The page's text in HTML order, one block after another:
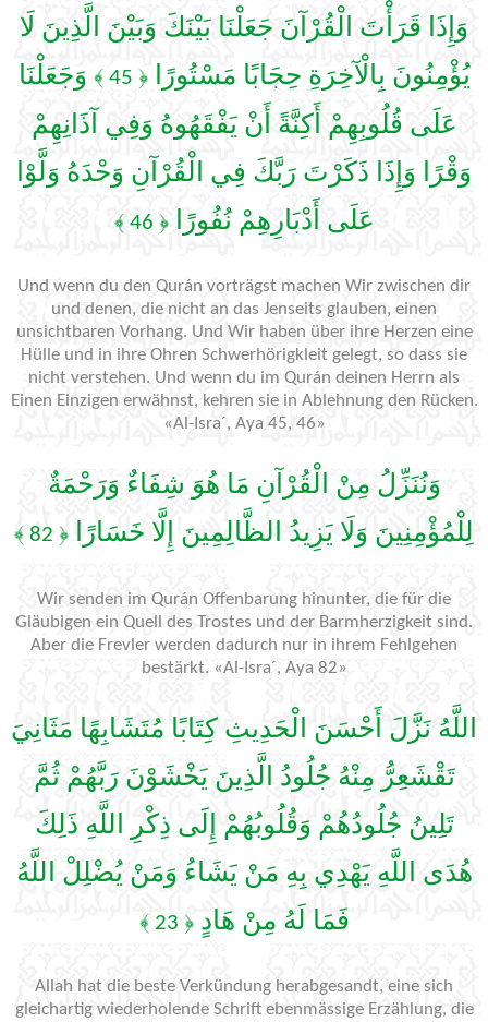
وَإِذَا قَرَأْتَ الْقُرْآنَ جَعَلْنَا بَيْنَكَ وَبَيْنَ الَّذِينَ لَا
يُؤْمِنُونَ بِالْآخِرَةِ حِجَابًا مَسْتُورًا﴿ 45 ﴾
وَجَعَلْنَا
عَلَى قُلُوبِهِمْ أَكِنَّةً أَنْ يَفْقَهُوهُ وَفِي آذَانِهِمْ
وَقْرًا وَإِذَا ذَكَرْتَ رَبَّكَ فِي الْقُرْآنِ وَحْدَهُ وَلَّوْا
عَلَى أَدْبَارِهِمْ نُفُورًا﴿ 46 ﴾
Und wenn du den Qurán vorträgst machen Wir zwischen dir
und denen, die nicht an das Jenseits glauben, einen
unsichtbaren Vorhang. Und Wir haben über ihre Herzen eine
Hülle und in ihre Ohren Schwerhörigkleit gelegt, so dass sie
nicht verstehen. Und wenn du im Qurán deinen Herrn als
Einen Einzigen erwähnst, kehren sie in Ablehnung den Rücken.
«Al-Isra´, Aya 45, 46»
وَنُنَزِّلُ مِنْ الْقُرْآنِ مَا هُوَ شِفَاءٌ وَرَحْمَةٌ
لِلْمُؤْمِنِينَ وَلَا يَزِيدُ الظَّالِمِينَ إِلَّا خَسَارًا ﴿ 82 ﴾
Wir senden im Qurán Offenbarung hinunter, die für die
Gläubigen ein Quell des Trostes und der Barmherzigkeit sind.
Aber die Frevler werden dadurch nur in ihrem Fehlgehen
bestärkt. «Al-Isra´, Aya 82»
اللَّهُ نَزَّلَ أَحْسَنَ الْحَدِيثِ كِتَابًا مُتَشَابِهًا مَثَانِيَ
تَقْشَعِرُّ مِنْهُ جُلُودُ الَّذِينَ يَخْشَوْنَ رَبَّهُمْ ثُمَّ
تَلِينُ جُلُودُهُمْ وَقُلُوبُهُمْ إِلَى ذِكْرِ اللَّهِ ذَلِكَ
هُدَى اللَّهِ يَهْدِي بِهِ مَنْ يَشَاءُ وَمَنْ يُضْلِلْ اللَّهُ
فَمَا لَهُ مِنْ هَادٍ﴿ 23 ﴾
Allah hat die beste Verkündung herabgesandt, eine sich
gleichartig wiederholende Schrift ebenmässige Erzählung, die